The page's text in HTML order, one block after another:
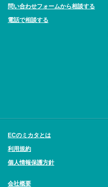
問い合わせフォームから相談する
電話で相談する
ECのミカタとは
利用規約
個人情報保護方針
会社概要